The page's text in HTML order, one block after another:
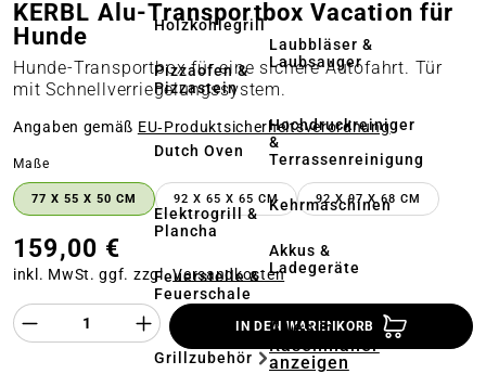
Holzkohlegrill
Pizzaofen &
Pizzastein
Dutch Oven
Elektrogrill &
Plancha
Feuerstelle &
Feuerschale
Grillzubehör
Laubbläser &
Laubsauger
Hochdruckreiniger
&
Terrassenreinigung
Kehrmaschinen
Akkus &
Ladegeräte
Alles in
Rasenmäher
anzeigen
KERBL Alu-Transportbox Vacation für
Hunde
Hunde-Transportbox für eine sichere Autofahrt. Tür
mit Schnellverriegelungssystem.
Angaben gemäß EU‑Produktsicherheitsverordnung
Maßeauswählen
77 X 55 X 50 CM 92 X 65 X 65 CM 92 X 97 X 68 CM
159,00 €
inkl. MwSt. ggf. zzgl.Versandkosten
Produkt Anzahl des Produktes
IN DEN WARENKORB